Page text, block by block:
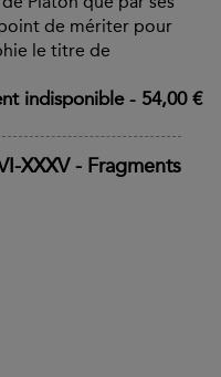
de mériter pour
le titre de
indisponible- 54,00 €
XXXV - Fragments